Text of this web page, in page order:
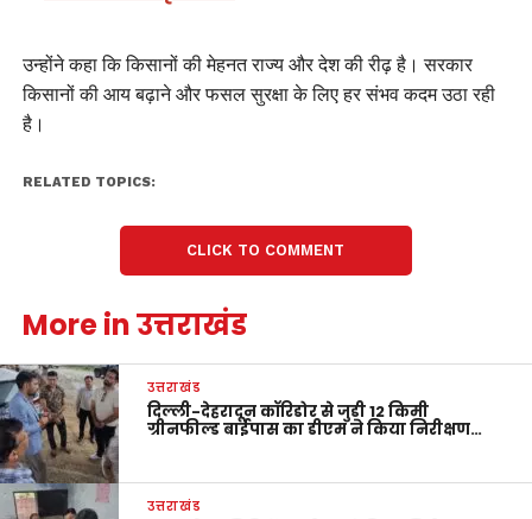
उन्होंने कहा कि किसानों की मेहनत राज्य और देश की रीढ़ है। सरकार
किसानों की आय बढ़ाने और फसल सुरक्षा के लिए हर संभव कदम उठा रही
है।
RELATED TOPICS:
CLICK TO COMMENT
More in उत्तराखंड
उत्तराखंड
दिल्ली-देहरादून कॉरिडोर से जुड़ी 12 किमी
ग्रीनफील्ड बाईपास का डीएम ने किया निरीक्षण…
उत्तराखंड